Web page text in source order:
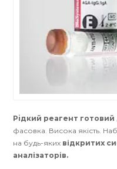
Рiдкий реагент
фасовка. Висока якість.
на будь-яких відкритих
аналізаторів.